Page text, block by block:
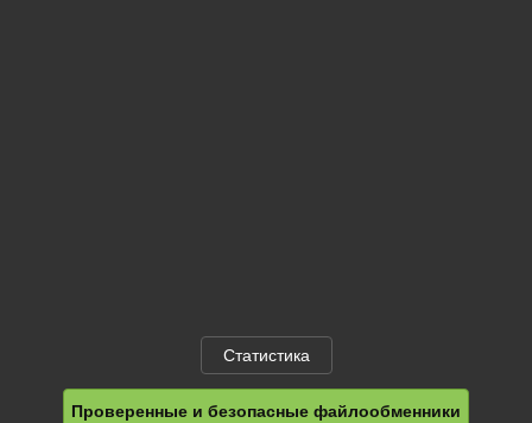
Статистика
Проверенные и безопасные файлообменники